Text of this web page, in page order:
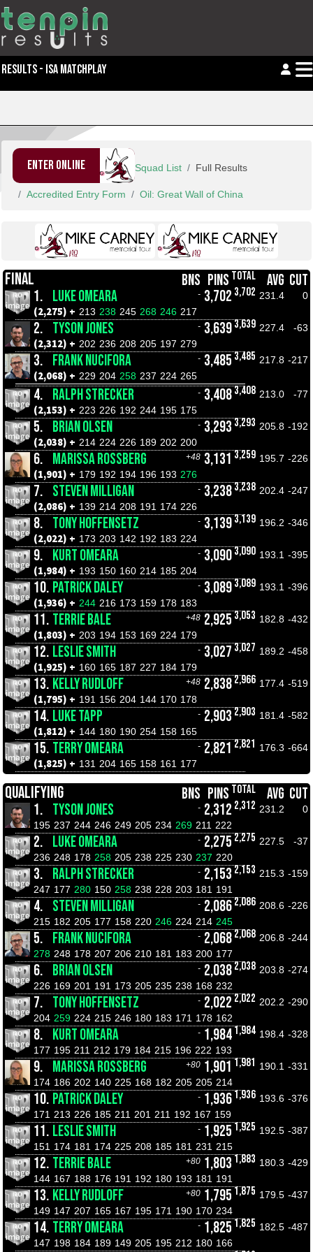
RESULTS - ISA MATCHPLAY
ENTER ONLINE Squad List Full Results
Accredited Entry Form Oil: Great Wall of China
FINAL BNS PINS TOTAL AVG CUT
1. LUKE OMEARA - 3,702 3,702 231.4 0
(2,275) + 213 238 245 268 246 217
2. TYSON JONES - 3,639 3,639 227.4 -63
(2,312) + 202 236 208 205 197 279
3. FRANK NUCIFORA - 3,485 3,485 217.8 -217
(2,068) + 229 204 258 237 224 265
4. RALPH STRECKER - 3,408 3,408 213.0 -77
(2,153) + 223 226 192 244 195 175
5. BRIAN OLSEN - 3,293 3,293 205.8 -192
(2,038) + 214 224 226 189 202 200
6. MARISSA ROSSBERG +48 3,131 3,259 195.7 -226
(1,901) + 179 192 194 196 193 276
7. STEVEN MILLIGAN - 3,238 3,238 202.4 -247
(2,086) + 139 214 208 191 174 226
8. TONY HOFFENSETZ - 3,139 3,139 196.2 -346
(2,022) + 173 203 142 192 183 224
9. KURT OMEARA - 3,090 3,090 193.1 -395
(1,984) + 193 150 160 214 185 204
10. PATRICK DALEY - 3,089 3,089 193.1 -396
(1,936) + 244 216 173 159 178 183
11. TERRIE BALE +48 2,925 3,053 182.8 -432
(1,803) + 203 194 153 169 224 179
12. LESLIE SMITH - 3,027 3,027 189.2 -458
(1,925) + 160 165 187 227 184 179
13. KELLY RUDLOFF +48 2,838 2,966 177.4 -519
(1,795) + 191 156 204 144 170 178
14. LUKE TAPP - 2,903 2,903 181.4 -582
(1,812) + 144 180 190 254 158 165
15. TERRY OMEARA - 2,821 2,821 176.3 -664
(1,825) + 131 204 165 158 161 177
QUALIFYING BNS PINS TOTAL AVG CUT
1. TYSON JONES - 2,312 2,312 231.2
0
195 237 244 246 249 205 234 269 211 222
2. LUKE OMEARA - 2,275 2,275 227.5
-37
236 248 178 258 205 238 225 230 237 220
3. RALPH STRECKER - 2,153 2,153 215.3 -159
247 177 280 150 258 238 228 203 181 191
4. STEVEN MILLIGAN - 2,086 2,086 208.6 -226
215 182 205 177 158 220 246 224 214 245
5. FRANK NUCIFORA - 2,068 2,068 206.8 -244
278 248 178 207 206 210 181 183 200 177
6. BRIAN OLSEN - 2,038 2,038 203.8 -274
226 169 201 191 173 205 235 238 168 232
7. TONY HOFFENSETZ - 2,022 2,022 202.2 -290
204 259 224 215 246 180 183 171 178 162
8. KURT OMEARA - 1,984 1,984 198.4 -328
177 195 211 212 179 184 215 196 222 193
9. MARISSA ROSSBERG +80 1,901 1,981 190.1 -331
174 186 202 140 225 168 182 205 205 214
10. PATRICK DALEY - 1,936 1,936 193.6 -376
171 213 226 185 211 201 211 192 167 159
11. LESLIE SMITH - 1,925 1,925 192.5 -387
151 174 181 174 225 208 185 181 231 215
12. TERRIE BALE +80 1,803 1,883 180.3 -429
144 167 188 176 191 192 180 193 181 191
13. KELLY RUDLOFF +80 1,795 1,875 179.5 -437
149 147 207 165 167 195 171 190 170 234
14. TERRY OMEARA - 1,825 1,825 182.5 -487
147 198 184 189 149 205 195 212 180 166